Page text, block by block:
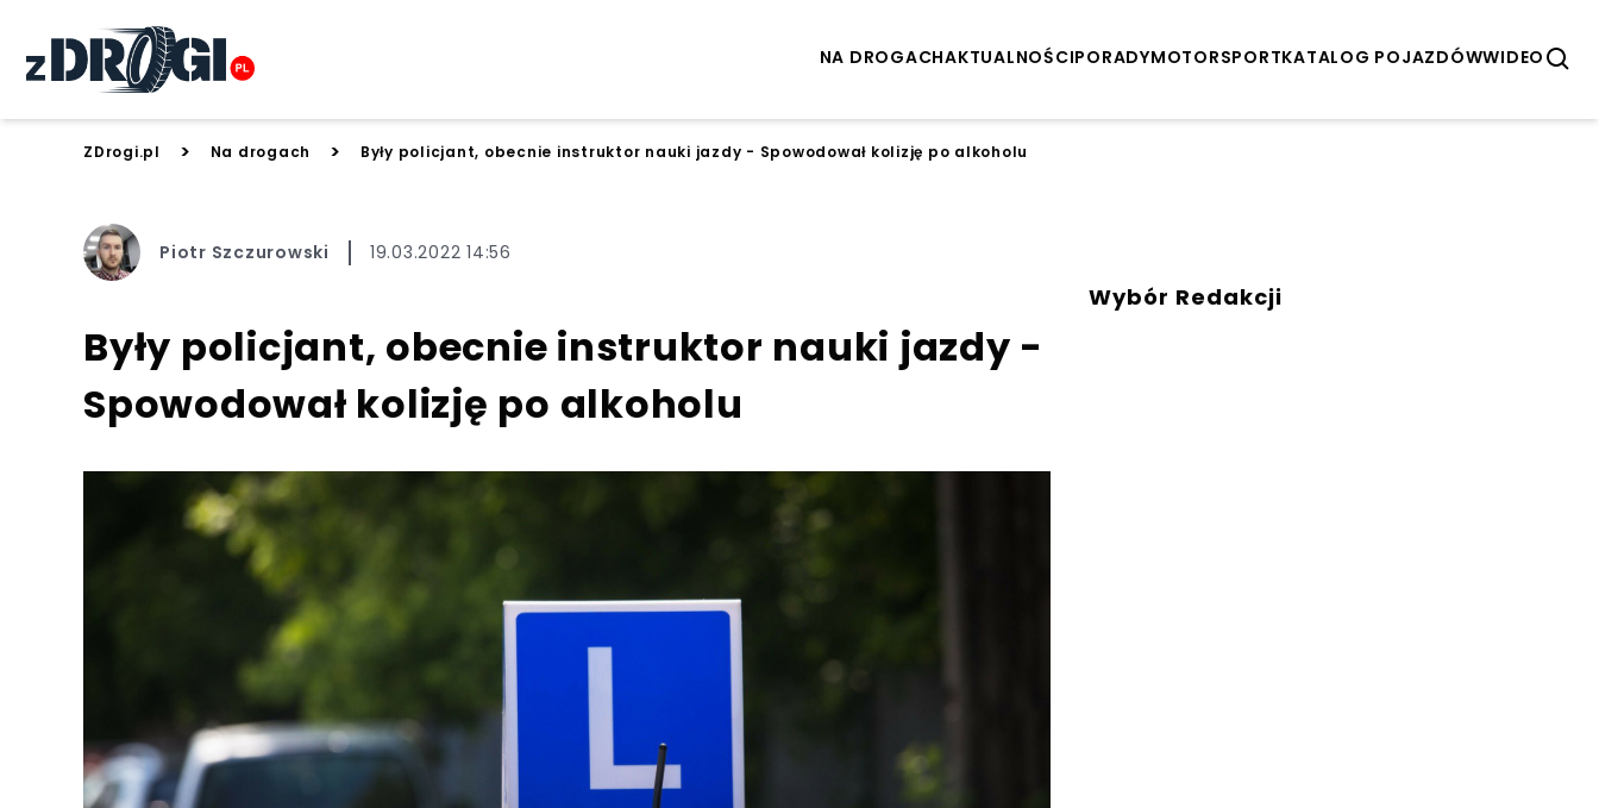
NA DROGACHAKTUALNOŚCIPORADYMOTORSPORTKATALOG POJAZDÓWWIDEO
ZDrogi.pl > Na drogach > Były policjant, obecnie instruktor nauki jazdy - Spowodował kolizję po alkoholu
Piotr Szczurowski 19.03.2022 14:56
Były policjant, obecnie instruktor nauki jazdy -
Spowodował kolizję po alkoholu
Wybór Redakcji